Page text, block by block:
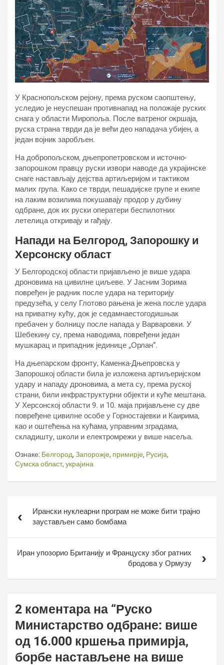
У Краснопољском рејону, према руском саопштењу,
уследио је неуспешан противнапад на положаје руских
снага у области Миропоља. После ватреног окршаја,
руска страна тврди да је већи део нападача убијен, а
један војник заробљен.
На добропољском, дњепропетровском и источно-
запорошком правцу руски извори наводе да украјинске
снаге настављају дејства артиљеријом и тактиком
малих група. Како се тврди, пешадијске групе и екипе
на лаким возилима покушавају продор у дубину
одбране, док их руски оператери беспилотних
летелица откривају и гађају.
Напади на Белгород, Запорошку и
Херсонску област
У Белгородској области пријављено је више удара
дроновима на цивилне циљеве. У Јасним Зорима
повређен је радник после удара на територију
предузећа, у селу Глотово рањена је жена после удара
на приватну кућу, док је седамнаестогодишњак
пребачен у болницу после напада у Варваровки. У
Шебекину су, према наводима, повређени један
мушкарац и припадник јединице „Орлан“.
На дњепарском фронту, Каменка-Дњепровска у
Запорошкој области била је изложена артиљеријском
удару и нападу дроновима, а мета су, према руској
страни, били инфраструктурни објекти и куће мештана.
У Херсонској области 9. и 10. маја пријављене су две
повређене цивилне особе у Горностајевки и Каирима,
као и оштећења на кућама, управним зградама,
складишту, школи и електромрежи у више насеља.
Ознаке: Белгород, Запорожје, примирје, Русија,
Сумска област, украјина
чланкаИрански нуклеарни програм не може бити трајно
заустављен само бомбама
Иран упозорио Британију и Француску због ратних
бродова у Ормузу
2 коментара на “Руско
Министарство одбране: више
од 16.000 кршења примирја,
борбе настављене на више